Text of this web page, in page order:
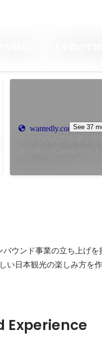
wantedly.comSee 37
ウンド事業の立ち上げを
日本観光の楽しみ方を作